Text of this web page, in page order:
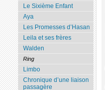
Le Sixième Enfant
Aya
Les Promesses d’Hasan
Leila et ses frères
Walden
Ring
Limbo
Chronique d’une liaison
passagère